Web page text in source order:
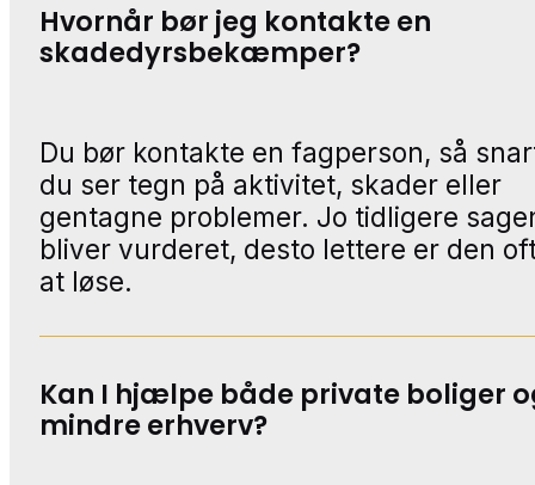
Hvornår bør jeg kontakte en
skadedyrsbekæmper?
Du bør kontakte en fagperson, så
du ser tegn på aktivitet, skader eller
gentagne problemer. Jo tidligere
bliver vurderet, desto lettere er den
at løse.
Kan I hjælpe både private boliger
mindre erhverv?